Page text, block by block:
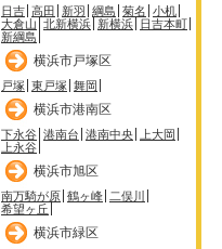
日吉 高田 新羽 綱島 菊名 小机
大倉山 北新横浜 新横浜 日吉本町
新綱島
横浜市戸塚区
戸塚 東戸塚 舞岡
横浜市港南区
下永谷 港南台 港南中央
上大岡
上永谷
横浜市旭区
南万騎が原 鶴ヶ峰 二俣川
希望ヶ丘
横浜市緑区